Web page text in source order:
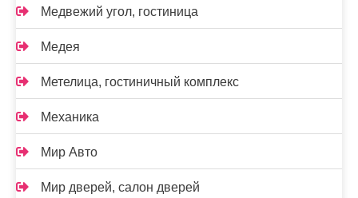
Медвежий угол, гостиница
Медея
Метелица, гостиничный комплекс
Механика
Мир Авто
Мир дверей, салон дверей